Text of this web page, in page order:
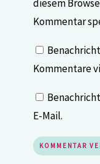
diesem
Kommentar
Kommentare
E-Mail.